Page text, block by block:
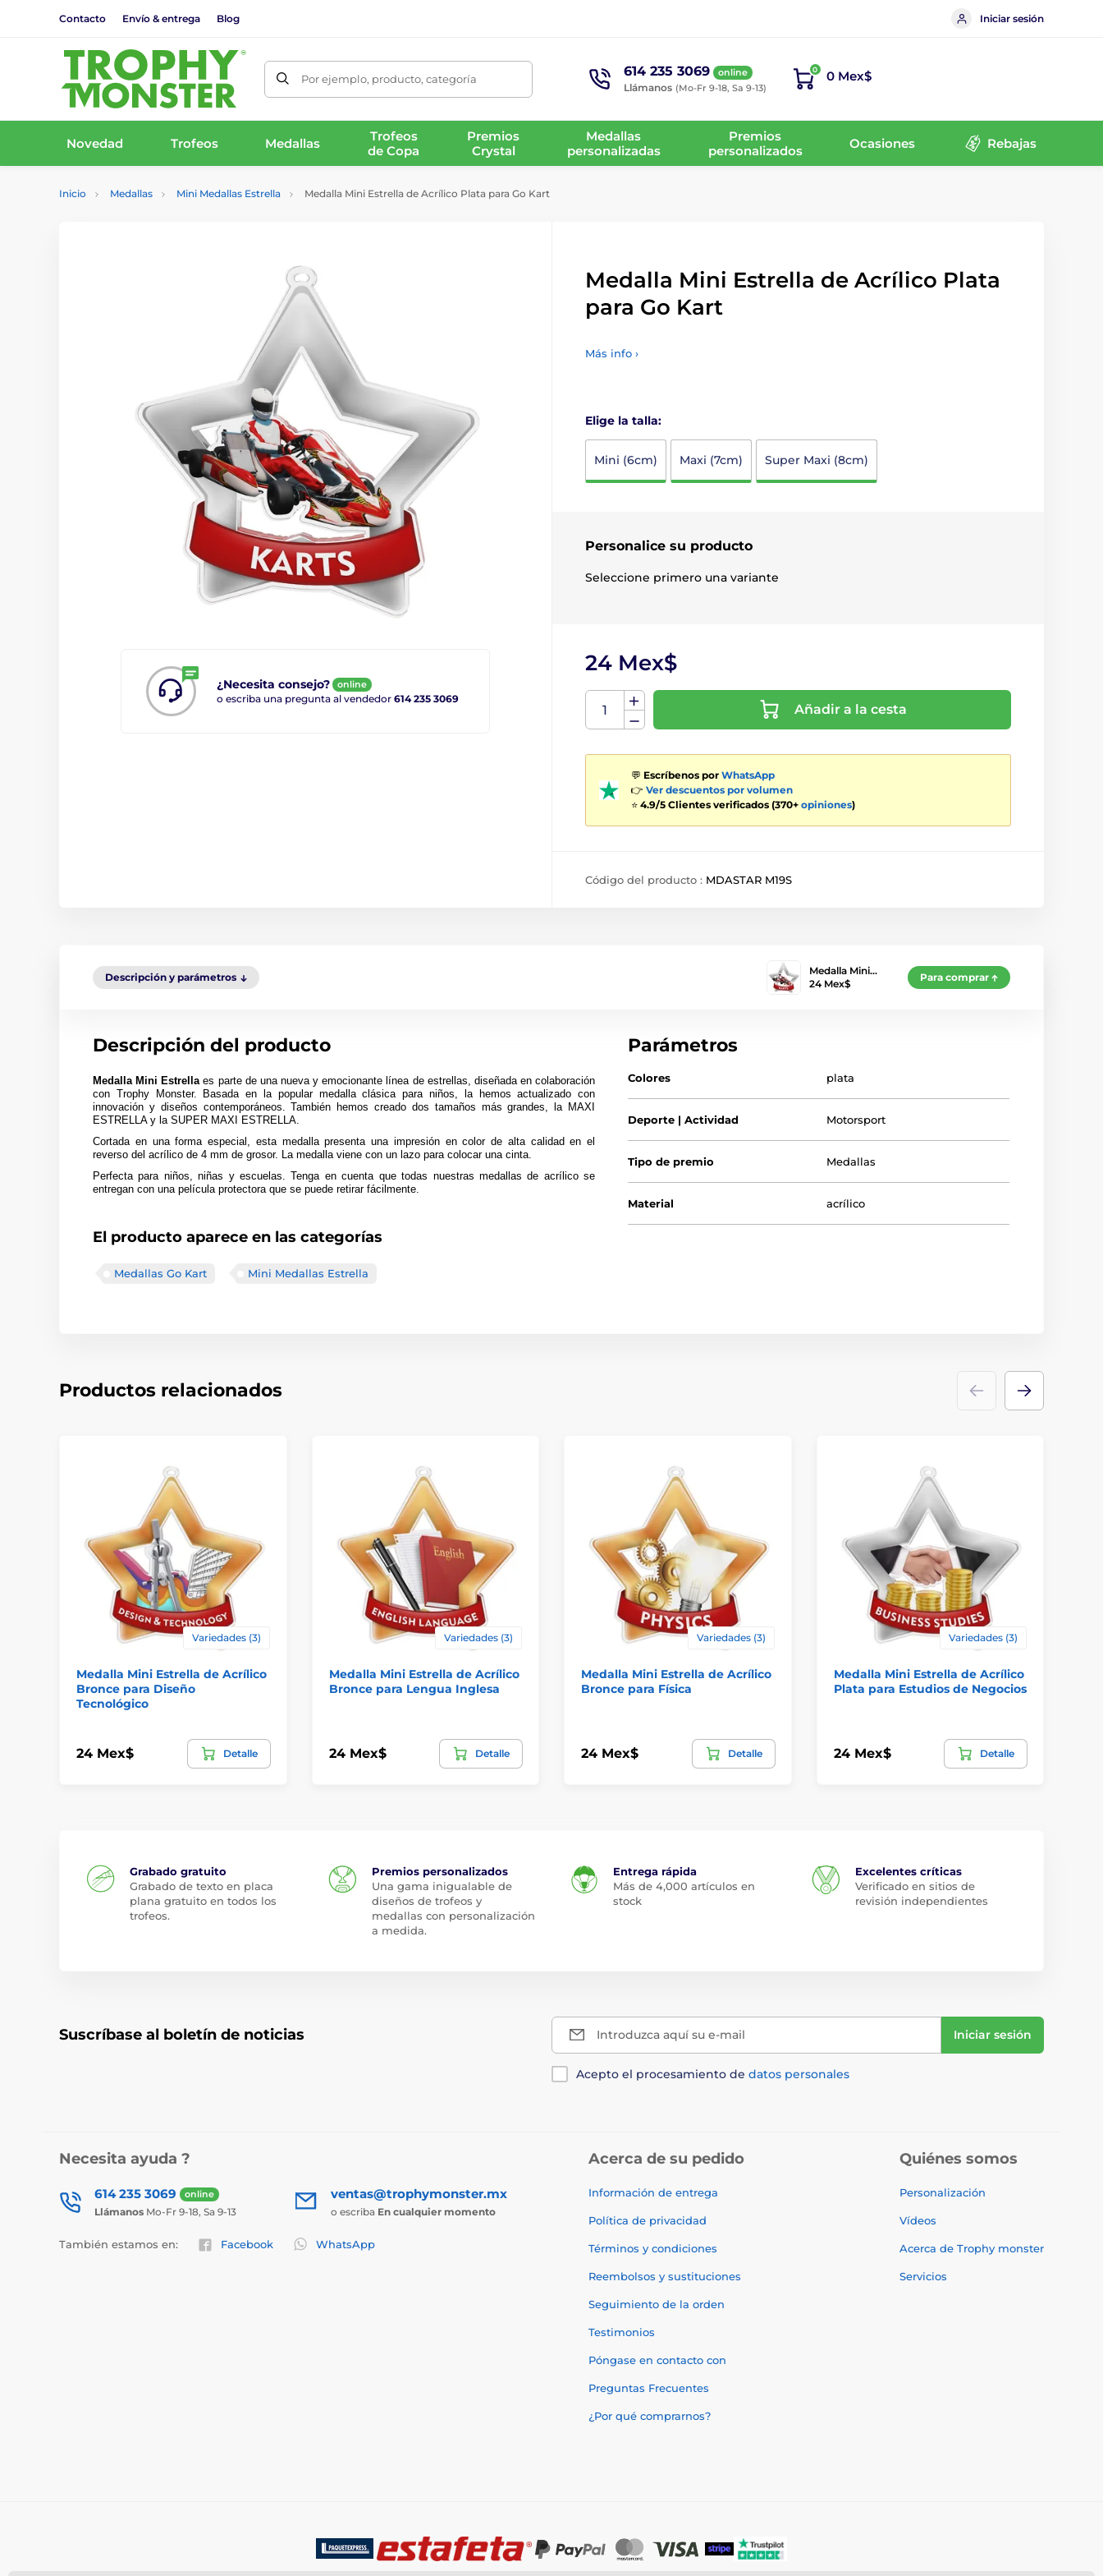
Contacto Envío & entrega Blog Iniciar sesión
Por ejemplo, producto, categoría 614 235 3069 online
Llámanos (Mo-Fr 9-18, Sa 9-13)
0 0 Mex$
Novedad Trofeos Medallas
Trofeos
de Copa
Premios
Crystal
Medallas
personalizadas
Premios
personalizados
Ocasiones Rebajas
Inicio Medallas Mini Medallas Estrella Medalla Mini Estrella de Acrílico Plata para Go Kart
¿Necesita consejo? online
o escriba una pregunta al vendedor 614 235 3069
Medalla Mini Estrella de Acrílico Plata
para Go Kart
Más info ›
Elige la talla:
Mini (6cm) Maxi (7cm) Super Maxi (8cm)
Personalice su producto
Seleccione primero una variante
24 Mex$
Añadir a la cesta
💬 Escríbenos por WhatsApp
👉 Ver descuentos por volumen
⭐ 4.9/5 Clientes verificados (370+ opiniones)
Código del producto : MDASTAR M19S
Descripción y parámetros
Medalla Mini…
24 Mex$
Para comprar
Descripción del producto
Medalla Mini Estrellaes parte de una nueva y emocionante línea de estrellas, diseñada en colaboración
con Trophy Monster. Basada en la popular medalla clásica para niños, la hemos actualizado con
innovación y diseños contemporáneos. También hemos creado dos tamaños más grandes, la MAXI
ESTRELLA y la SUPER MAXI ESTRELLA.
Cortada en una forma especial, esta medalla presenta una impresión en color de alta calidad en el
reverso del acrílico de 4 mm de grosor. La medalla viene con un lazo para colocar una cinta.
Perfecta para niños, niñas y escuelas. Tenga en cuenta que todas nuestras medallas de acrílico se
entregan con una película protectora que se puede retirar fácilmente.
El producto aparece en las categorías
Medallas Go Kart Mini Medallas Estrella
Parámetros
Colores plata
Deporte | Actividad Motorsport
Tipo de premio Medallas
Material acrílico
Productos relacionados
Variedades (3)
Medalla Mini Estrella de Acrílico
Bronce para Diseño
Tecnológico
24 Mex$ Detalle
Variedades (3)
Medalla Mini Estrella de Acrílico
Bronce para Lengua Inglesa
24 Mex$ Detalle
Variedades (3)
Medalla Mini Estrella de Acrílico
Bronce para Física
24 Mex$ Detalle
Variedades (3)
Medalla Mini Estrella de Acrílico
Plata para Estudios de Negocios
24 Mex$ Detalle
Grabado gratuito
Grabado de texto en placa
plana gratuito en todos los
trofeos.
Premios personalizados
Una gama inigualable de
diseños de trofeos y
medallas con personalización
a medida.
Entrega rápida
Más de 4,000 artículos en
stock
Excelentes críticas
Verificado en sitios de
revisión independientes
Suscríbase al boletín de noticias Introduzca aquí su e-mail Iniciar sesión
Acepto el procesamiento de datos personales
Necesita ayuda ?
614 235 3069 online
Llámanos Mo-Fr 9-18, Sa 9-13
ventas@trophymonster.mx
o escriba En cualquier momento
También estamos en: Facebook WhatsApp
Acerca de su pedido
Información de entrega
Política de privacidad
Términos y condiciones
Reembolsos y sustituciones
Seguimiento de la orden
Testimonios
Póngase en contacto con
Preguntas Frecuentes
¿Por qué comprarnos?
Quiénes somos
Personalización
Vídeos
Acerca de Trophy monster
Servicios